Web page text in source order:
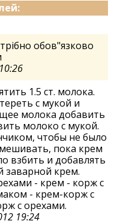
обов"язково
1.5 ст. молока.
с мукой и
молока добавить
молоко с мукой.
чтобы не было
пока крем
взбить и добавлять
заварной крем.
- крем - корж с
- крем-корж с
с орехами.
19:24